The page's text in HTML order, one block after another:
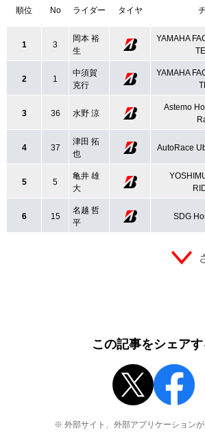
順位 No ライダー タイヤ
1 3
岡本 裕
生
YAMAHA
2 1
中須賀
克行
YAMAHA
3 36 水野 涼
Astemo
4 37
津田 拓
也
AutoRace
5 5
亀井 雄
大
6 15
名越 哲
平
SDG
この記事をシェアす
※ 外部サイト、外部アプリケーションが